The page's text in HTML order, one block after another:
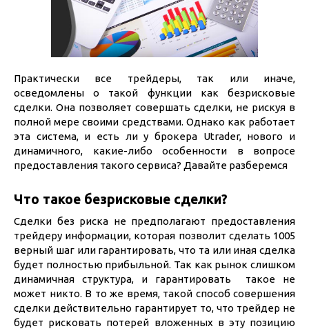
Практически все трейдеры, так или иначе,
осведомлены о такой функции как безрисковые
сделки. Она позволяет совершать сделки, не рискуя в
полной мере своими средствами. Однако как работает
эта система, и есть ли у брокера Utrader, нового и
динамичного, какие-либо особенности в вопросе
предоставления такого сервиса? Давайте разберемся
Что такое безрисковые сделки?
Сделки без риска не предполагают предоставления
трейдеру информации, которая позволит сделать 1005
верный шаг или гарантировать, что та или иная сделка
будет полностью прибыльной. Так как рынок слишком
динамичная структура, и гарантировать такое не
может никто. В то же время, такой способ совершения
сделки действительно гарантирует то, что трейдер не
будет рисковать потерей вложенных в эту позицию